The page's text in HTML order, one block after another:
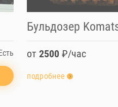
Бульдозер
от2500 ₽/час
подробнее